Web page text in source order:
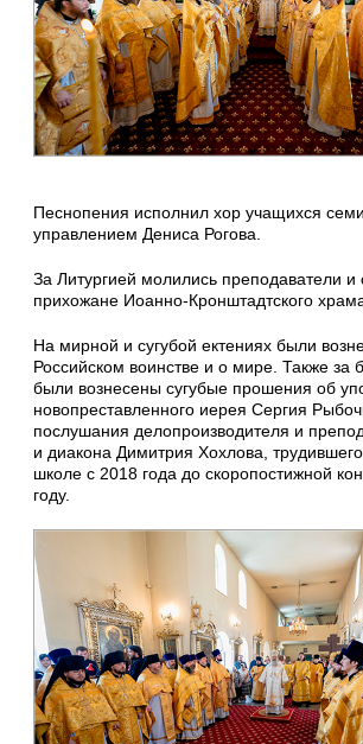
Песнопения исполнил хор учащихся
управлением Дениса Рогова.
За Литургией молились преподаватели и
прихожане Иоанно-Кронштадтского
На мирной и сугубой ектениях были
Российском воинстве и о мире. Также за
были вознесены сугубые прошения об
новопреставленного иерея Сергия
послушания делопроизводителя и
и диакона Димитрия Хохлова,
школе с 2018 года до скоропостижной
году.